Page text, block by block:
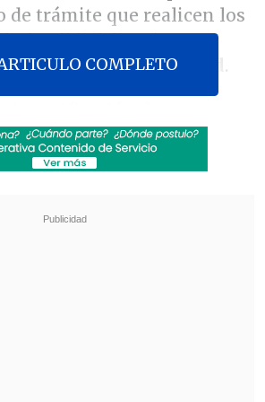
de trámite que realicen los
la finalidad deevitar
de identidad .
realizarse a través de
lahuella dactilar, el
de manera de garantizar que
COMPLETO